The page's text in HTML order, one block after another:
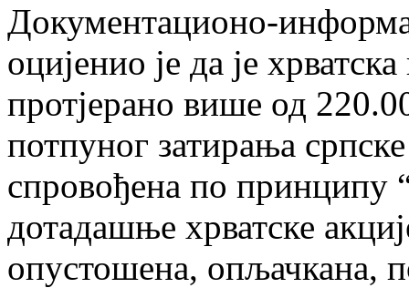
Документационо-
оцијенио је да је
протјерано више од
потпуног затирања
спровођена по принципу
дотадашње хрватске
опустошена, опљачкана,